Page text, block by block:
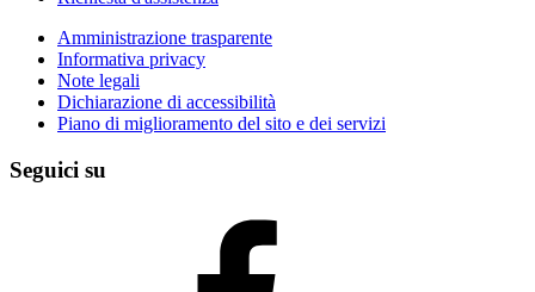
Amministrazione trasparente
Informativa privacy
Note legali
Dichiarazione di accessibilità
Piano di miglioramento del sito e dei servizi
Seguici su